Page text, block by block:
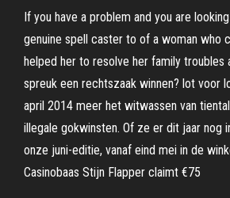
If you have a problem and you are
genuine spell caster to of a woman who
helped her to resolve her family troubles
spreuk een rechtszaak winnen? lot voor
april 2014 meer het witwassen van
illegale gokwinsten. Of ze er dit jaar nog
onze juni-editie, vanaf eind mei in de
Casinobaas Stijn Flapper claimt €75